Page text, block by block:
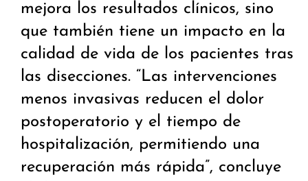
mejora los resultados clínicos, sino
que también tiene un impacto en la
calidad de vida de los pacientes tras
las disecciones. “Las intervenciones
menos invasivas reducen el dolor
postoperatorio y el tiempo de
hospitalización, permitiendo una
recuperación más rápida”, concluye